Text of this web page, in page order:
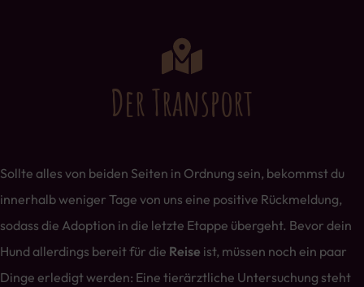
Der Transport
Sollte alles von beiden Seiten in Ordnung sein, bekommst du
innerhalb weniger Tage von uns eine positive Rückmeldung,
sodass die Adoption in die letzte Etappe übergeht. Bevor dein
Hund allerdings bereit für die Reise ist, müssen noch ein paar
Dinge erledigt werden: Eine tierärztliche Untersuchung steht